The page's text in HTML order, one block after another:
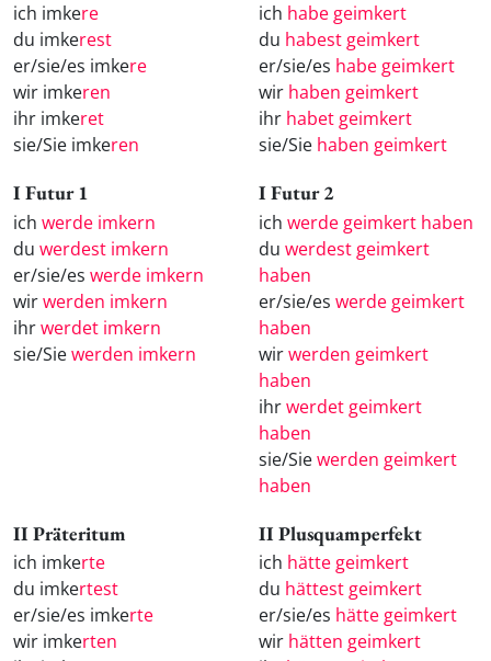
ich imkere
du imkerest
er/sie/es imkere
wir imkeren
ihr imkeret
sie/Sie imkeren
ich habe geimkert
du habest geimkert
er/sie/es habe geimkert
wir haben geimkert
ihr habet geimkert
sie/Sie haben geimkert
I Futur 1
ich werde imkern
du werdest imkern
er/sie/es werde imkern
wirwerden imkern
ihrwerdet imkern
sie/Siewerden imkern
I Futur 2
ich werde geimkert haben
du werdest geimkert
haben
er/sie/es werde geimkert
haben
wirwerden geimkert
haben
ihrwerdet geimkert
haben
sie/Siewerden geimkert
haben
II Präteritum
ich imkerte
du imkertest
er/sie/es imkerte
wir imkerten
II Plusquamperfekt
ich hätte geimkert
du hättest geimkert
er/sie/es hätte geimkert
wir hätten geimkert